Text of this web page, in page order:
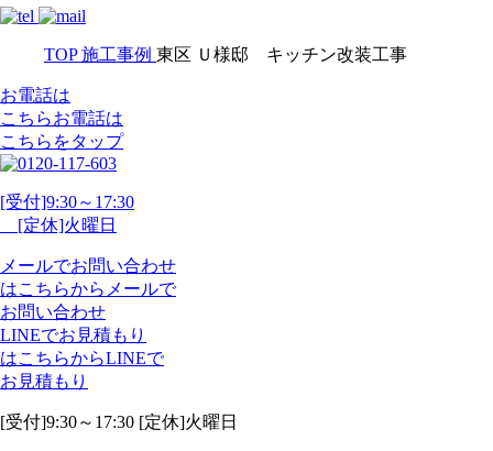
TOP 施工事例 東区 Ｕ様邸 キッチン改装工事
お電話は
こちらお電話は
こちらをタップ
[受付]9:30～17:30
[定休]火曜日
メールでお問い合わせ
はこちらから メールで
お問い合わせ
LINEでお見積もり
はこちらからLINEで
お見積もり
[受付]9:30～17:30 [定休]火曜日